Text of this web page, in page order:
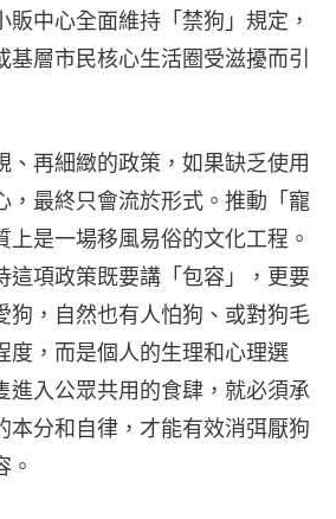
販中心全面維持「禁狗」規定，
層市民核心生活圈受滋擾而引
、再細緻的政策，如果缺乏使用
，最終只會流於形式。推動「寵
上是一場移風易俗的文化工程。
這項政策既要講「包容」，更要
狗，自然也有人怕狗、或對狗毛
度，而是個人的生理和心理選
進入公眾共用的食肆，就必須承
本分和自律，才能有效消弭厭狗
。